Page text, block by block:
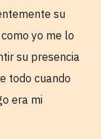
su
yo me lo
su presencia
todo cuando
era mi